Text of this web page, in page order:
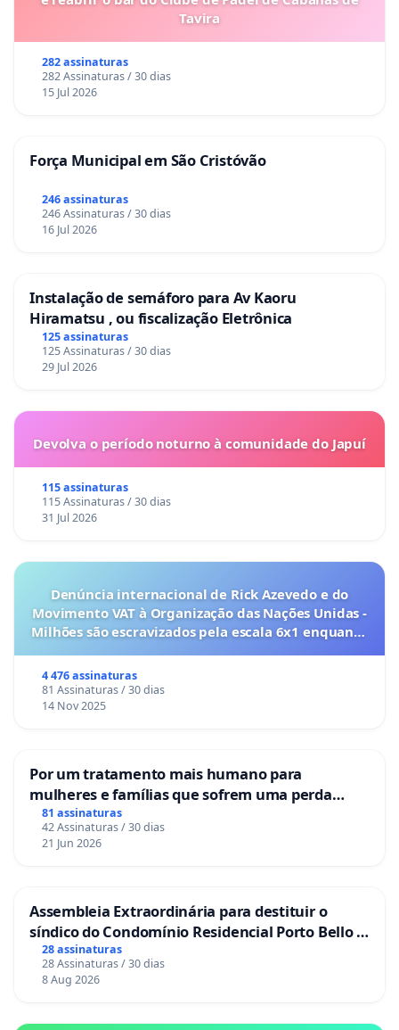
Tavira
282 assinaturas
282 Assinaturas / 30 dias
15 Jul 2026
Força Municipal em São Cristóvão
246 assinaturas
246 Assinaturas / 30 dias
16 Jul 2026
Instalação de semáforo para Av Kaoru
Hiramatsu , ou fiscalização Eletrônica
125 assinaturas
125 Assinaturas / 30 dias
29 Jul 2026
Devolva o período noturno à comunidade do Japuí
115 assinaturas
115 Assinaturas / 30 dias
31 Jul 2026
Denúncia internacional de Rick Azevedo e do
Movimento VAT à Organização das Nações Unidas -
Milhões são escravizados pela escala 6x1 enquanto
4 476 assinaturas
81 Assinaturas / 30 dias
14 Nov 2025
Por um tratamento mais humano para
mulheres e famílias que sofrem uma perda
gestacional nos hospitais portugueses
81 assinaturas
42 Assinaturas / 30 dias
21 Jun 2026
Assembleia Extraordinária para destituir o
síndico do Condomínio Residencial Porto Bello -
La Casa
28 assinaturas
28 Assinaturas / 30 dias
8 Aug 2026